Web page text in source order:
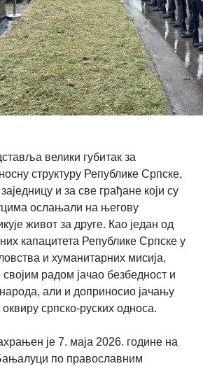
велики губитак за
структуру Републике Српске,
и за све грађане који су
ослањали на његову
живот за друге. Као један од
капацитета Републике Српске у
и хуманитарних мисија,
својим радом јачао безбедност и
али и доприносио јачању
српско-руских односа.
је 7. маја 2026. године на
по православним